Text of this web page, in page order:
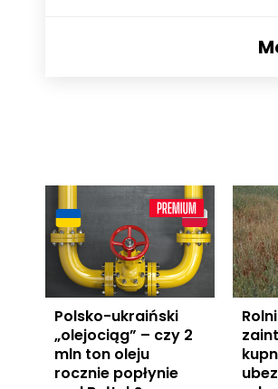
Polsko-ukraiński
„olejociąg” – czy 2
mln ton oleju
rocznie popłynie